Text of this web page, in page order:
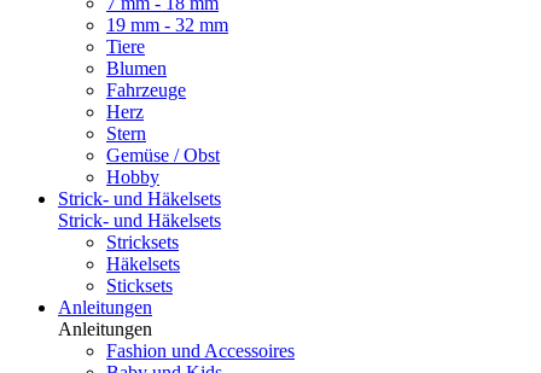
19 mm - 32 mm
Tiere
Blumen
Fahrzeuge
Herz
Stern
Gemüse / Obst
Hobby
Strick- und Häkelsets
Strick- und Häkelsets
Stricksets
Häkelsets
Sticksets
Anleitungen
Anleitungen
Fashion und Accessoires